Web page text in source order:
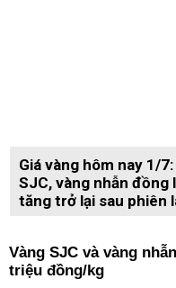
Giá vàng hôm nay 1/
SJC, vàng nhẫn đồng
tăng trở lại sau phiên
Vàng SJC và vàng
triệu đồng/kg